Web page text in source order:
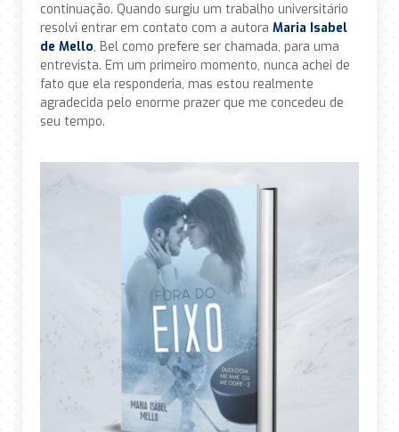
continuação. Quando surgiu um trabalho universitário
resolvi entrar em contato com a autora Maria Isabel
de Mello, Bel como prefere ser chamada, para uma
entrevista. Em um primeiro momento, nunca achei de
fato que ela responderia, mas estou realmente
agradecida pelo enorme prazer que me concedeu de
seu tempo.